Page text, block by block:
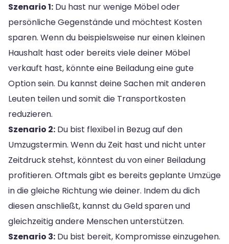
Szenario 1: Du hast nur wenige Möbel oder
persönliche Gegenstände und möchtest Kosten
sparen. Wenn du beispielsweise nur einen kleinen
Haushalt hast oder bereits viele deiner Möbel
verkauft hast, könnte eine Beiladung eine gute
Option sein. Du kannst deine Sachen mit anderen
Leuten teilen und somit die Transportkosten
reduzieren.
Szenario 2: Du bist flexibel in Bezug auf den
Umzugstermin. Wenn du Zeit hast und nicht unter
Zeitdruck stehst, könntest du von einer Beiladung
profitieren. Oftmals gibt es bereits geplante Umzüge
in die gleiche Richtung wie deiner. Indem du dich
diesen anschließt, kannst du Geld sparen und
gleichzeitig andere Menschen unterstützen.
Szenario 3: Du bist bereit, Kompromisse einzugehen.